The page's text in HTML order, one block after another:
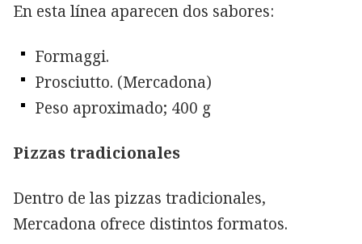
En esta línea aparecen dos sabores:
Formaggi.
Prosciutto. (Mercadona)
Peso aproximado; 400 g
Pizzas tradicionales
Dentro de las pizzas tradicionales,
Mercadona ofrece distintos formatos.